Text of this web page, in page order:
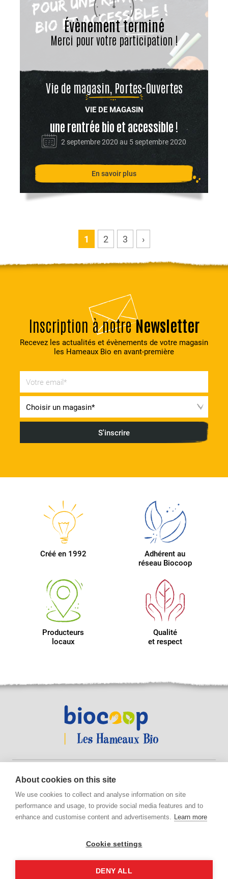
Évènement terminé
Merci pour votre participation !
Vie de magasin, Portes-Ouvertes
VIE DE MAGASIN
une rentrée bio et accessible !
2 septembre 2020 au 5 septembre 2020
En savoir plus
1 2 3 ›
Inscription à notreNewsletter
Recevez les actualités et évènements de votre magasin
les Hameaux Bio en avant-première
Créé en 1992
Adhérent au
réseau Biocoop
Producteurs
locaux
Qualité
et respect
Suivez-nous !
Suivez-
sur
Facebook
Suivez-
sur
Instagram
Copyright 2026 © Les Hameaux Bio - Tous droits réservés
About cookies on this site
We use cookies to collect and analyse information on site
performance and usage, to provide social media features and to
enhance and customise content and advertisements. Learn more
Cookie settings
DENY ALL